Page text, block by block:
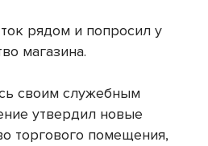
рядом и попросил у
магазина.
своим служебным
утвердил новые
торгового помещения,